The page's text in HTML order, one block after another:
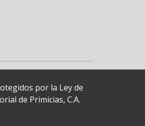
por la Ley de
de Primicias, C.A.